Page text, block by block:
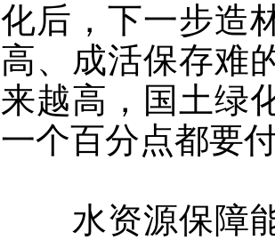
化后，下一步造
高、成活保存难
来越高，国土绿
一个百分点都要
水资源保障能